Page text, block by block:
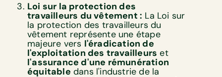
Loi sur la protection des
travailleurs du vêtement : La Loi sur
la protection des travailleurs du
vêtement représente une étape
majeure vers l'éradication de
l'exploitation des travailleurs et
l'assurance d'une rémunération
équitable dans l'industrie de la